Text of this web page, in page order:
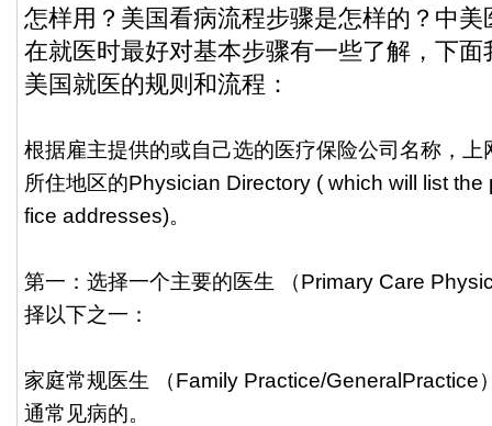
怎样用？ 美国看病流程步骤是怎样的？中
在就医时最好对基本步骤有一些了解，下
美国就医的规则和流程：
根据雇主提供的或自己选的医疗保险公司名称，上
所住地区的Physician Directory ( which will list
fice addresses)。
第一：选择一个主要的医生 （Primary Care
择以下之一：
家庭常规医生 （Family Practice/GeneralPractice
通常见病的。